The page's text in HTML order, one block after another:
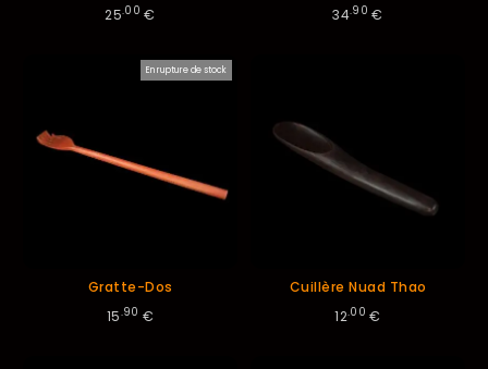
25.00 €
34.90 €
En rupture de stock
Gratte-Dos
15.90 €
Cuillère Nuad Thao
12.00 €